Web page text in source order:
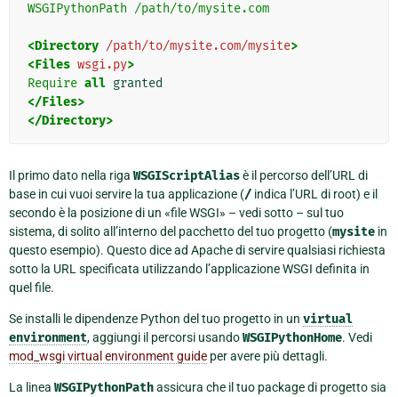
WSGIPythonPath /path/to/mysite.com
<Directory /path/to/mysite.com/mysite>
<Files wsgi.py>
Require all
</Files>
</Directory>
Il primo dato nella riga WSGIScriptAliasè il percorso dell’URL di
base in cui vuoi servire la tua applicazione (/ indica l’URL di root) e il
secondo è la posizione di un «file WSGI» – vedi sotto – sul tuo
sistema, di solito all’interno del pacchetto del tuo progetto (mysite in
questo esempio). Questo dice ad Apache di servire qualsiasi richiesta
sotto la URL specificata utilizzando l’applicazione WSGI definita in
quel file.
Se installi le dipendenze Python del tuo progetto in un virtual
environment, aggiungi il percorsi usandoWSGIPythonHome. Vedi
mod_wsgi virtual environment guide per avere più dettagli.
La linea WSGIPythonPathassicura che il tuo package di progetto sia